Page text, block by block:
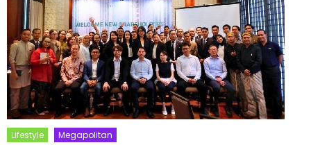
Lifestyle Megapolitan